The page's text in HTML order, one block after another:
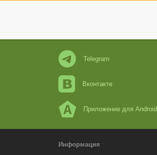
Telegram
Вконтакте
Приложение для Android
Информация